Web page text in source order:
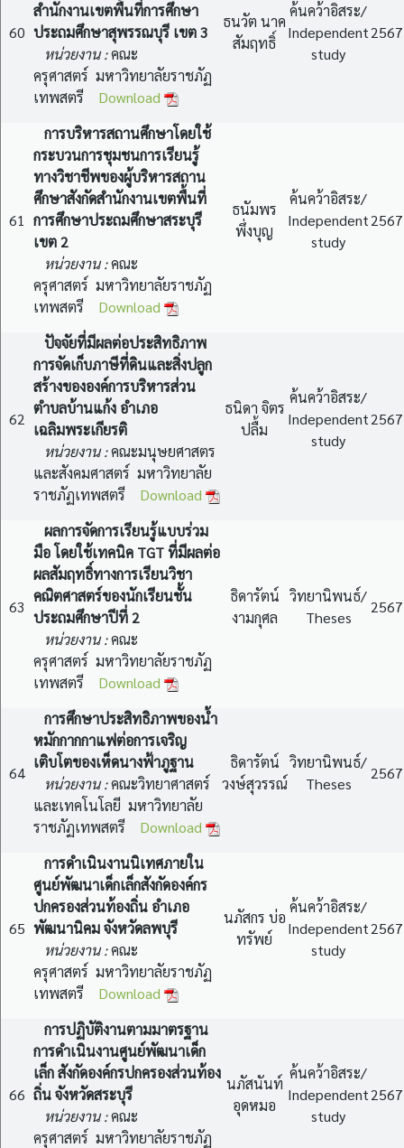
60
สำนักงานเขตพื้นที่การศึกษา
ประถมศึกษาสุพรรณบุรี เขต 3
หน่วยงาน :คณะ
ครุศาสตร์ มหาวิทยาลัยราชภัฏ
เทพสตรี Download
ธนวัต นาค
สัมฤทธิ์
ค้นคว้าอิสระ/
Independent
study
2567
61
การบริหารสถานศึกษาโดยใช้
กระบวนการชุมชนการเรียนรู้
ทางวิชาชีพของผู้บริหารสถาน
ศึกษาสังกัดสำนักงานเขตพื้นที่
การศึกษาประถมศึกษาสระบุรี
เขต 2
หน่วยงาน :คณะ
ครุศาสตร์ มหาวิทยาลัยราชภัฏ
เทพสตรี Download
ธนัมพร
พึ่งบุญ
ค้นคว้าอิสระ/
Independent
study
2567
62
ปัจจัยที่มีผลต่อประสิทธิภาพ
การจัดเก็บภาษีที่ดินและสิ่งปลูก
สร้างขององค์การบริหารส่วน
ตำบลบ้านแก้ง อำเภอ
เฉลิมพระเกียรติ
หน่วยงาน :คณะมนุษยศาสตร
และสังคมศาสตร์ มหาวิทยาลัย
ราชภัฏเทพสตรี Download
ธนิดา จิตร
ปลื้ม
ค้นคว้าอิสระ/
Independent
study
2567
63
ผลการจัดการเรียนรู้แบบร่วม
มือ โดยใช้เทคนิค TGT ที่มีผลต่อ
ผลสัมฤทธิ์ทางการเรียนวิชา
คณิตศาสตร์ของนักเรียนชั้น
ประถมศึกษาปีที่ 2
หน่วยงาน :คณะ
ครุศาสตร์ มหาวิทยาลัยราชภัฏ
เทพสตรี Download
ธิดารัตน์
งามกุศล
วิทยานิพนธ์/
Theses
2567
64
การศึกษาประสิทธิภาพของน้ำ
หมักกากกาแฟต่อการเจริญ
เติบโตของเห็ดนางฟ้าภูฐาน
หน่วยงาน :คณะวิทยาศาสตร์
และเทคโนโลยี มหาวิทยาลัย
ราชภัฏเทพสตรี Download
ธิดารัตน์
วงษ์สุวรรณ์
วิทยานิพนธ์/
Theses
2567
65
การดำเนินงานนิเทศภายใน
ศูนย์พัฒนาเด็กเล็กสังกัดองค์กร
ปกครองส่วนท้องถิ่น อำเภอ
พัฒนานิคม จังหวัดลพบุรี
หน่วยงาน :คณะ
ครุศาสตร์ มหาวิทยาลัยราชภัฏ
เทพสตรี Download
นภัสกร บ่อ
ทรัพย์
ค้นคว้าอิสระ/
Independent
study
2567
66
การปฏิบัติงานตามมาตรฐาน
การดำเนินงานศูนย์พัฒนาเด็ก
เล็ก สังกัดองค์กรปกครองส่วนท้อง
ถิ่น จังหวัดสระบุรี
หน่วยงาน :คณะ
ครุศาสตร์ มหาวิทยาลัยราชภัฏ
นภัสนันท์
อุดหมอ
ค้นคว้าอิสระ/
Independent
study
2567